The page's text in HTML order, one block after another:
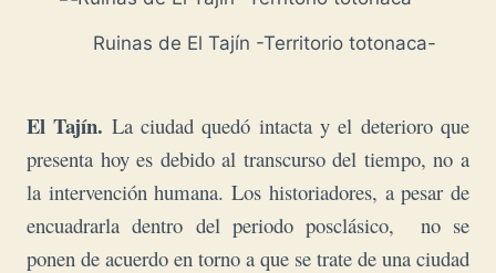
Ruinas de El Tajín -Territorio totonaca-
El Tajín. La ciudad quedó intacta y el deterioro que
presenta hoy es debido al transcurso del tiempo, no a
la intervención humana. Los historiadores, a pesar de
encuadrarla dentro del periodo posclásico, no se
ponen de acuerdo en torno a que se trate de una ciudad